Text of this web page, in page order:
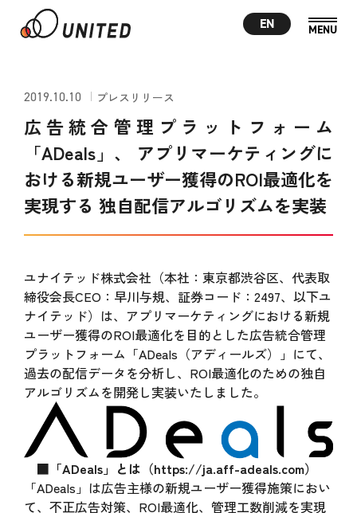
EN
2019.10.10 プレスリリース
広告統合管理プラットフォーム
「ADeals」、 アプリマーケティングに
おける新規ユーザー獲得のROI最適化を
実現する 独自配信アルゴリズムを実装
ユナイテッド株式会社（本社：東京都渋谷区、代表取
締役会長CEO：早川与規、証券コード：2497、以下ユ
ナイテッド）は、アプリマーケティングにおける新規
ユーザー獲得のROI最適化を目的とした広告統合管理
プラットフォーム「ADeals（アディールズ）」にて、
過去の配信データを分析し、ROI最適化のための独自
アルゴリズムを開発し実装いたしました。
■「ADeals」とは（https://ja.aff-adeals.com）
「ADeals」は広告主様の新規ユーザー獲得施策におい
て、不正広告対策、ROI最適化、管理工数削減を実現